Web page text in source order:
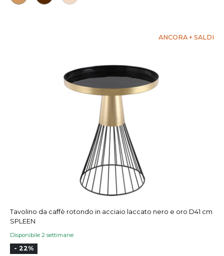
ANCORA + SALDI
Tavolino da caffè rotondo in acciaio laccato nero e oro D41 cm
SPLEEN
Disponibile 2 settimane
- 22%